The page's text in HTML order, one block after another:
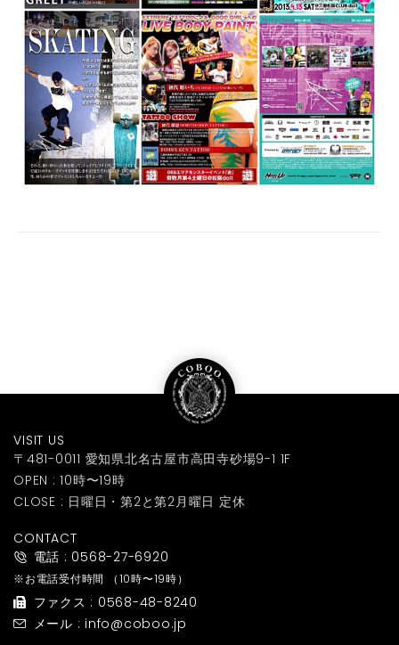
VISIT US
〒481-0011 愛知県北名古屋市高田寺砂場9-1 1F
OPEN : 10時〜19時
CLOSE : 日曜日・第2と第2月曜日 定休
CONTACT
電話 : 0568-27-6920
※お電話受付時間 （10時〜19時）
ファクス : 0568-48-8240
メール : info@coboo.jp